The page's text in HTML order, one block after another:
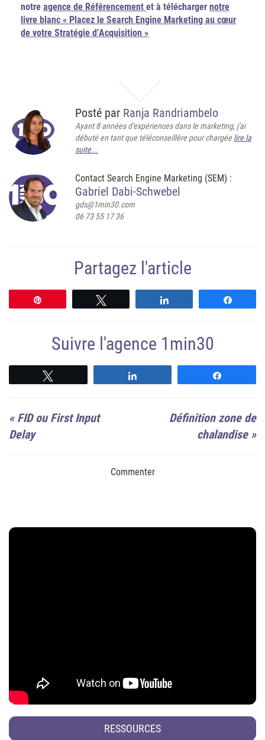
notre agence de Référencement et à télécharger notre
livre blanc « Placez le Search Engine Marketing au cœur
de votre Stratégie d’Acquisition »
Posté par Ranja Randriambelo
Ayant 8 années d'expériences dans le marketing, j'ai
débuté en tant que téléconseillère pour chargéelire la
suite...
Contact Search Engine Marketing (SEM) :
Gabriel Dabi-Schwebel
gds@1min30.com
06 73 55 17 36
Partagez l'article
Suivre l'agence 1min30
« FID ou First Input
Delay
Définition zone de
chalandise»
Commenter
RESSOURCES